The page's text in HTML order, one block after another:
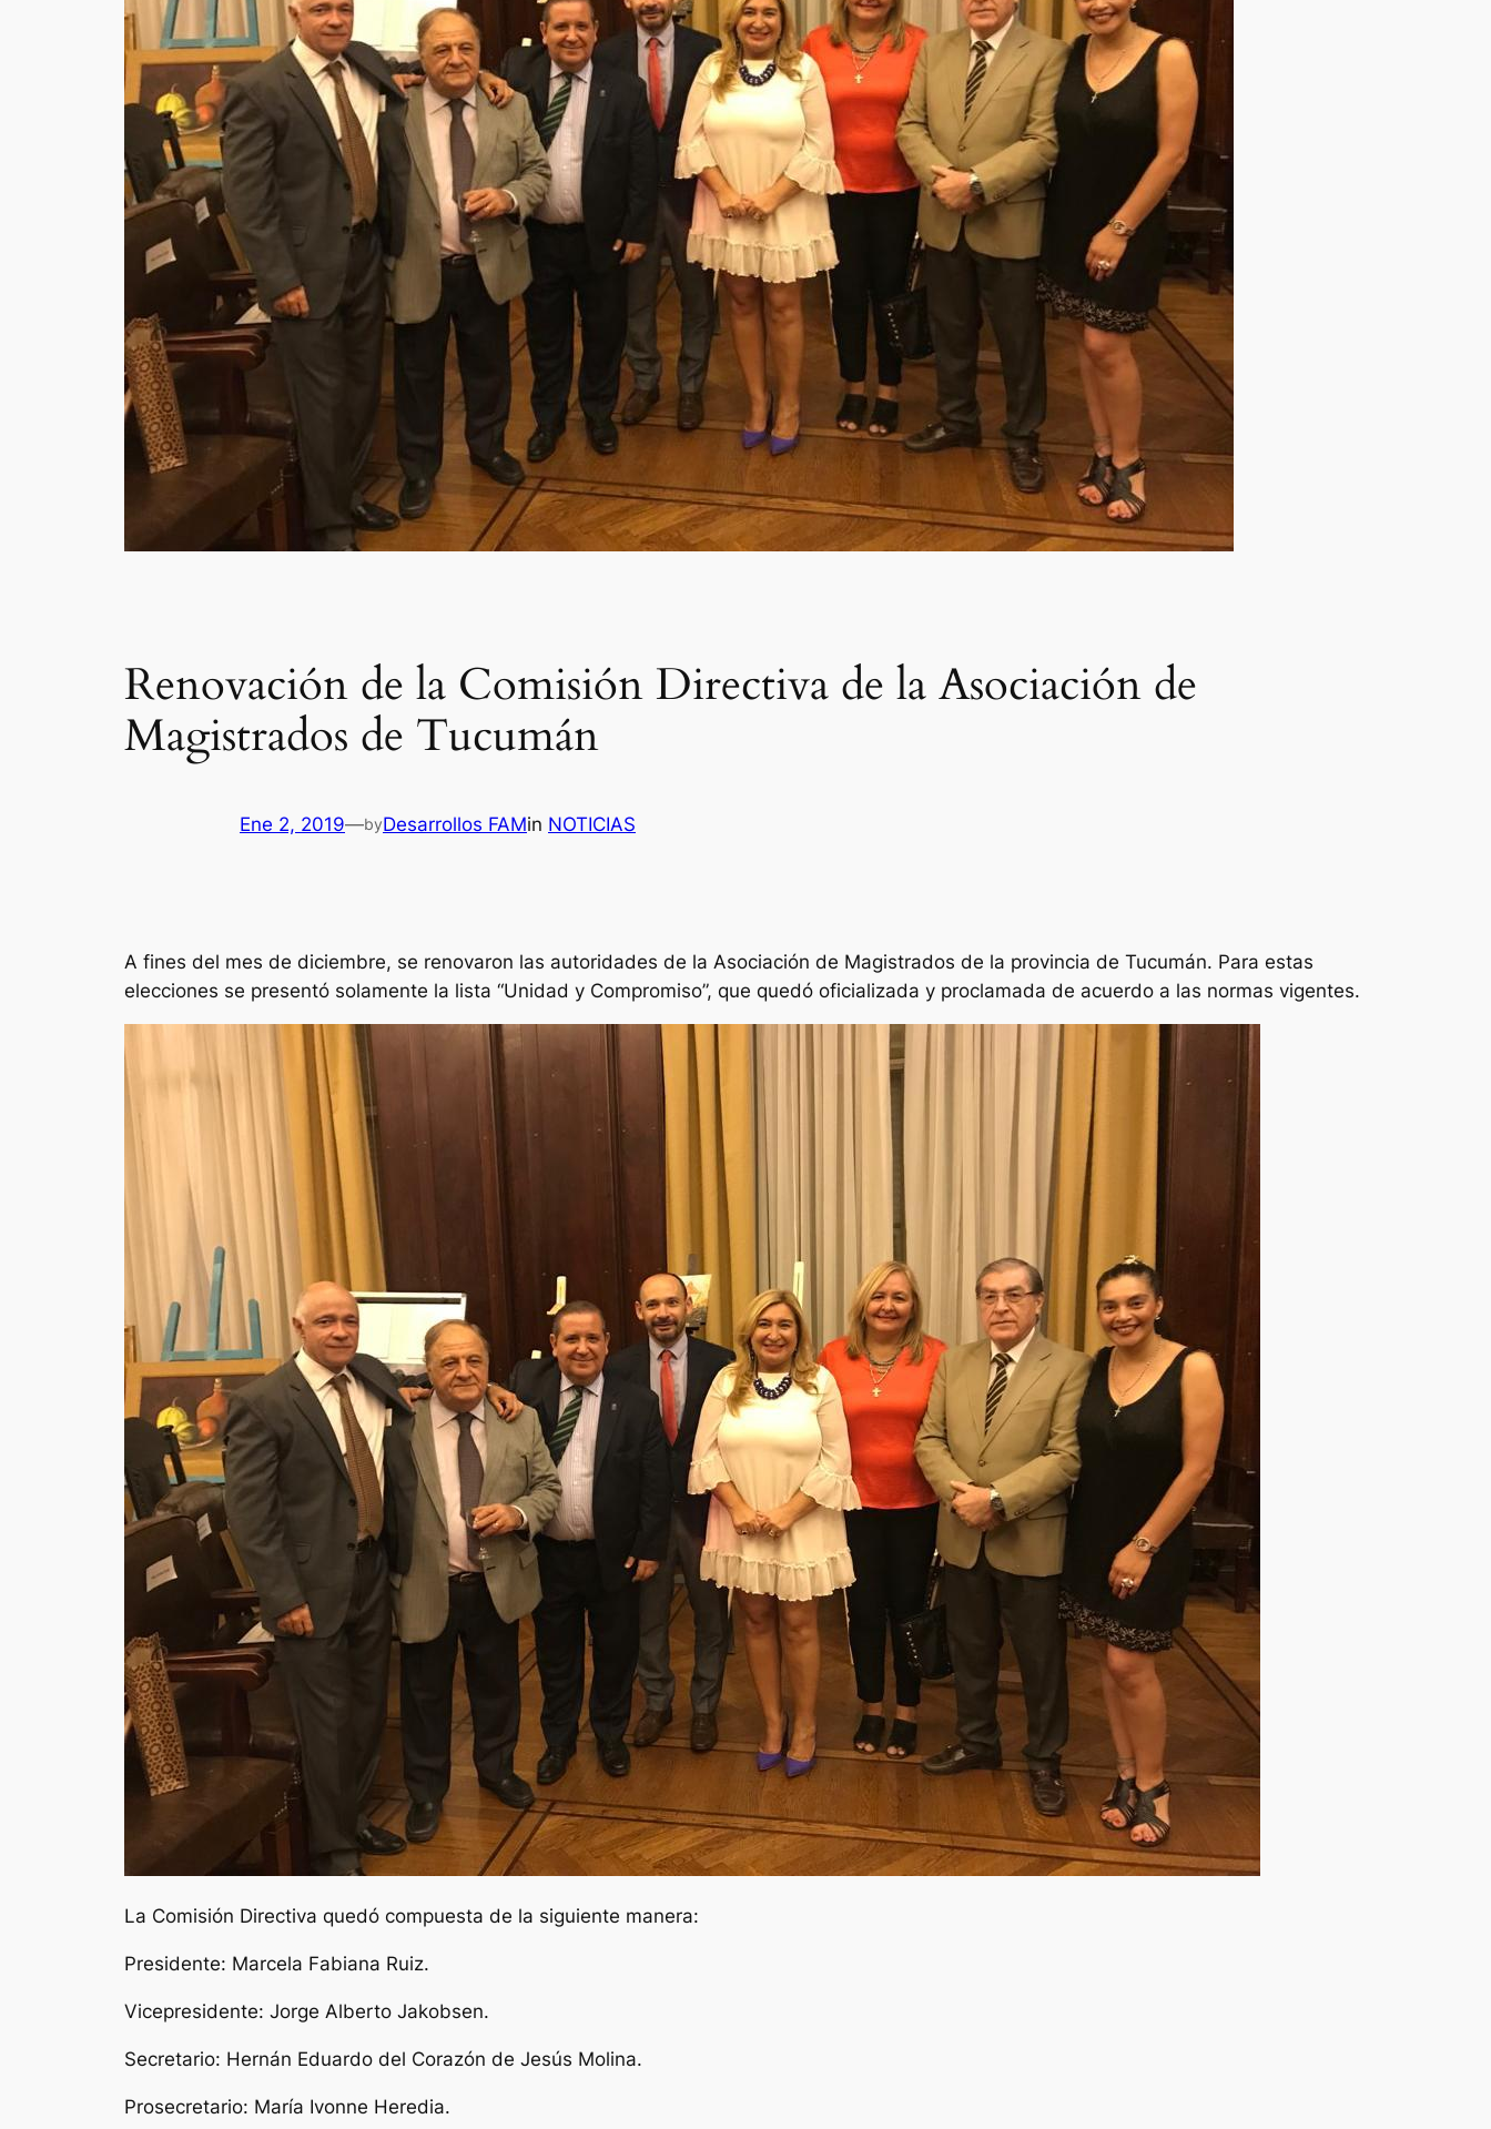
Renovación de la Comisión Directiva de la Asociación de
Magistrados de Tucumán
Ene 2, 2019—byDesarrollos FAMin NOTICIAS
A fines del mes de diciembre, se renovaron las autoridades de la Asociación de Magistrados de la provincia de Tucumán. Para estas
elecciones se presentó solamente la lista “Unidad y Compromiso”, que quedó oficializada y proclamada de acuerdo a las normas vigentes.
La Comisión Directiva quedó compuesta de la siguiente manera:
Presidente: Marcela Fabiana Ruiz.
Vicepresidente: Jorge Alberto Jakobsen.
Secretario: Hernán Eduardo del Corazón de Jesús Molina.
Prosecretario: María Ivonne Heredia.